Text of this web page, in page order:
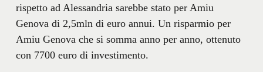
rispetto ad Alessandria sarebbe stato per Amiu
Genova di 2,5mln di euro annui. Un risparmio per
Amiu Genova che si somma anno per anno, ottenuto
con 7700 euro di investimento.